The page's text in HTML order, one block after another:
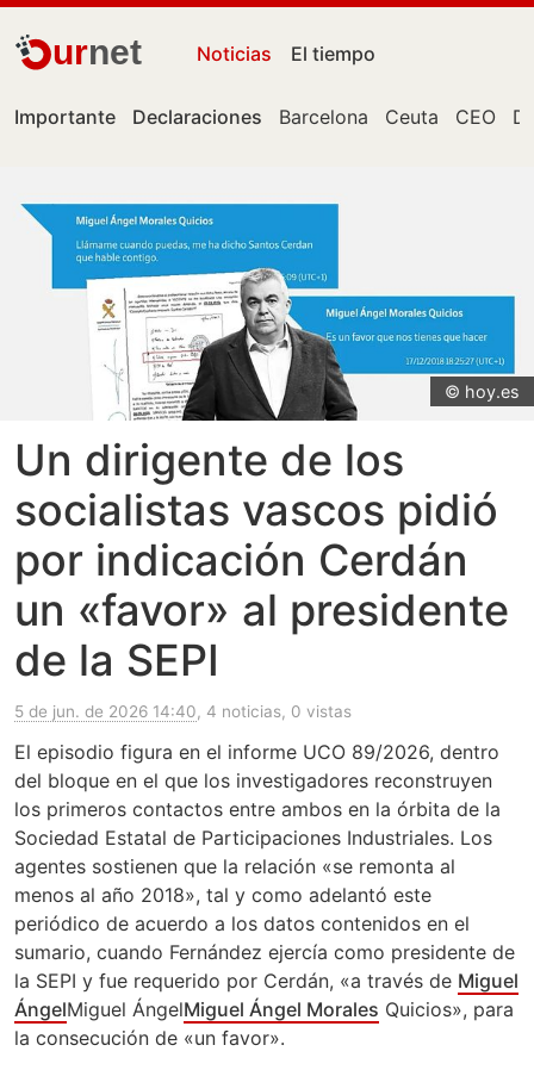
urnet Noticias El tiempo
Importante Declaraciones Barcelona Ceuta CEO
© hoy.es
Un dirigente de los
socialistas vascos pidió
por indicación Cerdán
un «favor» al presidente
de la SEPI
5 de jun. de 2026 14:40, 4 noticias, 0 vistas
El episodio figura en el informe UCO 89/2026, dentro
del bloque en el que los investigadores reconstruyen
los primeros contactos entre ambos en la órbita de la
Sociedad Estatal de Participaciones Industriales. Los
agentes sostienen que la relación «se remonta al
menos al año 2018», tal y como adelantó este
periódico de acuerdo a los datos contenidos en el
sumario, cuando Fernández ejercía como presidente de
la SEPI y fue requerido por Cerdán, «a través de Miguel
ÁngelMiguel ÁngelMiguel Ángel Morales Quicios», para
la consecución de «un favor».